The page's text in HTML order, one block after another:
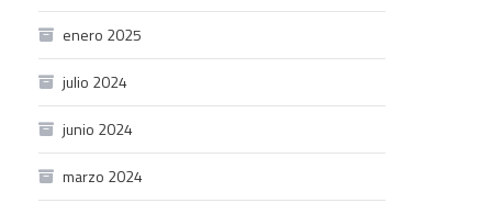
enero 2025
julio 2024
junio 2024
marzo 2024